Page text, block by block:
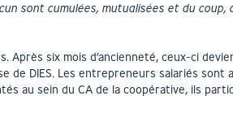
sont cumulées, mutualisées et du coup,
Après six mois d’ancienneté, ceux-ci
DIES. Les entrepreneurs salariés sont
au sein du CA de la coopérative, ils